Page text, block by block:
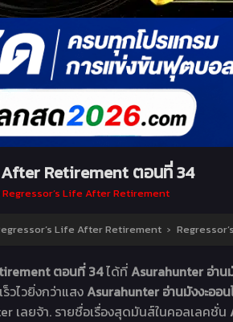
After Retirement ตอนที่ 34
Regressor’s Life After Retirement
Life After Retirement ›
ตอนที่ 34ได้ที่Asurahunter อ่าน
วไวยิ่งกว่าแสงAsurahunter อ่านมังงะออ
เลยจ้า. รายชื่อเรื่องสุดมันส์ในคอลเลคชั่น